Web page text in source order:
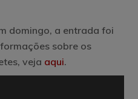
domingo, a entrada foi
sobre os
veja aqui.